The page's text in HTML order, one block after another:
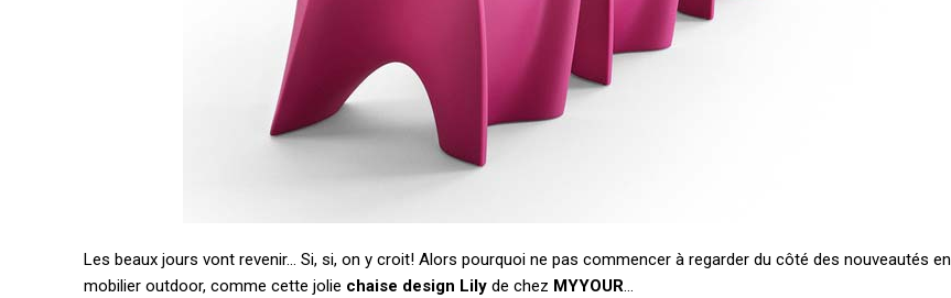
Les beaux jours vont revenir… Si, si, on y croit! Alors pourquoi ne pas commencer à regarder du côté des nouveautés en
mobilier outdoor, comme cette jolie chaise design Lily de chez MYYOUR…